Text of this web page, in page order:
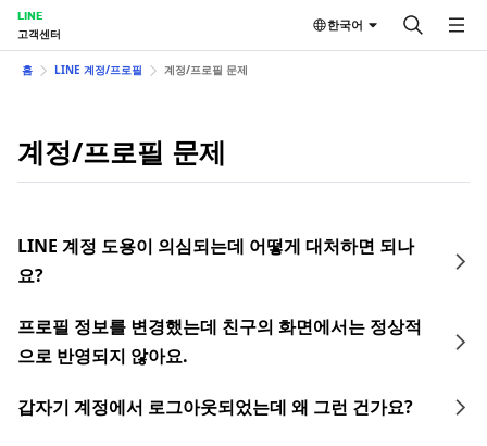
LINE
고객센터
한국어
홈 LINE 계정/프로필 계정/프로필 문제
계정/프로필 문제
LINE 계정 도용이 의심되는데 어떻게 대처하면 되나
요?
프로필 정보를 변경했는데 친구의 화면에서는 정상적
으로 반영되지 않아요.
갑자기 계정에서 로그아웃되었는데 왜 그런 건가요?